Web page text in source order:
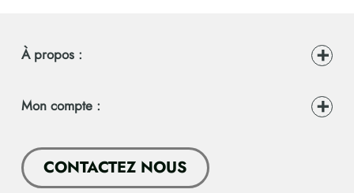
À propos :
Mon compte :
CONTACTEZ NOUS